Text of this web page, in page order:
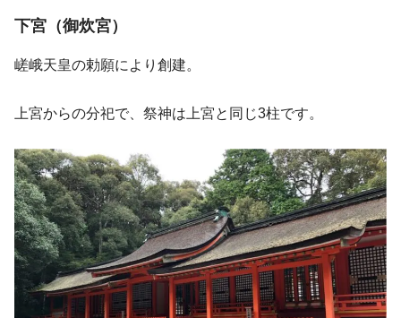
下宮（御炊宮）
嵯峨天皇の勅願により創建。
上宮からの分祀で、祭神は上宮と同じ3柱です。